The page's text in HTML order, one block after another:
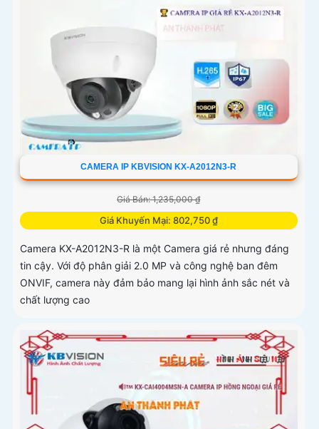
CAMERA IP KBVISION KX-A2012N3-R
Giá Bán: 1,235,000 ₫
Giá Khuyến Mại: 802,750 ₫
Camera KX-A2012N3-R là một Camera giá rẻ nhưng đáng
tin cậy. Với độ phân giải 2.0 MP và công nghệ ban đêm
ONVIF, camera này đảm bảo mang lại hình ảnh sắc nét và
chất lượng cao